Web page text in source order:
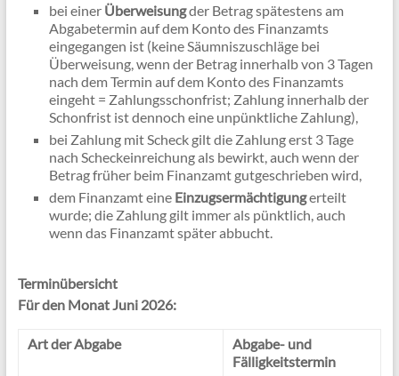
bei einer Überweisungder Betrag spätestens am
Abgabetermin auf dem Konto des Finanzamts
eingegangen ist (keine Säumniszuschläge bei
Überweisung, wenn der Betrag innerhalb von 3 Tagen
nach dem Termin auf dem Konto des Finanzamts
eingeht = Zahlungsschonfrist; Zahlung innerhalb der
Schonfrist ist dennoch eine unpünktliche Zahlung),
bei Zahlung mit Scheck gilt die Zahlung erst 3 Tage
nach Scheckeinreichung als bewirkt, auch wenn der
Betrag früher beim Finanzamt gutgeschrieben wird,
dem Finanzamt eine Einzugsermächtigungerteilt
wurde; die Zahlung gilt immer als pünktlich, auch
wenn das Finanzamt später abbucht.
Terminübersicht
Für den Monat Juni 2026:
Art der Abgabe
Abgabe- und
Fälligkeitstermin